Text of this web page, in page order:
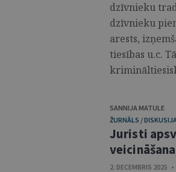
dzīvnieku
dzīvnieku
arests,
tiesības u.c.
SANNIJA MATULE
ŽURNĀLS /
Juristi
2. DECEMBRIS 2025